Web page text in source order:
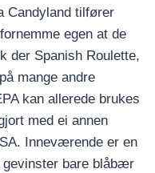
Candyland tilfører
egen at de
der Spanish Roulette,
mange andre
kan allerede brukes
med ei annen
Inneværende er en
gevinster bare blåbær